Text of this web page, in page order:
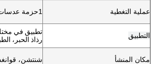
عملية التغطية 1حزمة عدسات الكوارتز ذات درجة حرارة عالية
التطبيق
تطبيق في
رذاذ الحبر،
مكان المنشأ شنتشن،